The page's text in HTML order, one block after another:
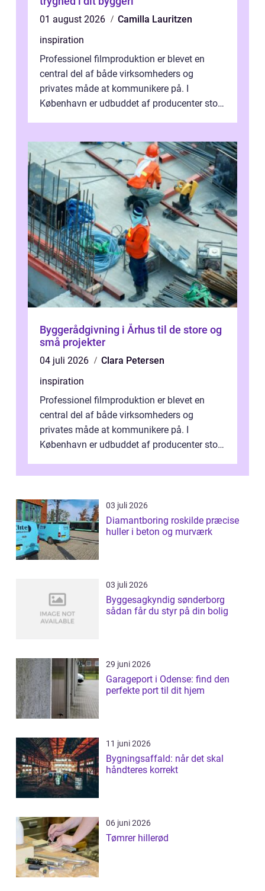
01 august 2026
Camilla Lauritzen
inspiration
Professionel filmproduktion er blevet en
central del af både virksomheders og
privates måde at kommunikere på. I
København er udbuddet af producenter stort,
Byggerådgivning i Århus til de store og
små projekter
04 juli 2026
Clara Petersen
inspiration
Professionel filmproduktion er blevet en
central del af både virksomheders og
privates måde at kommunikere på. I
København er udbuddet af producenter stort,
inti...
03 juli 2026
Diamantboring roskilde præcise
huller i beton og murværk
03 juli 2026
Byggesagkyndig sønderborg
sådan får du styr på din bolig
29 juni 2026
Garageport i Odense: find den
perfekte port til dit hjem
11 juni 2026
Bygningsaffald: når det skal
håndteres korrekt
06 juni 2026
Tømrer hillerød